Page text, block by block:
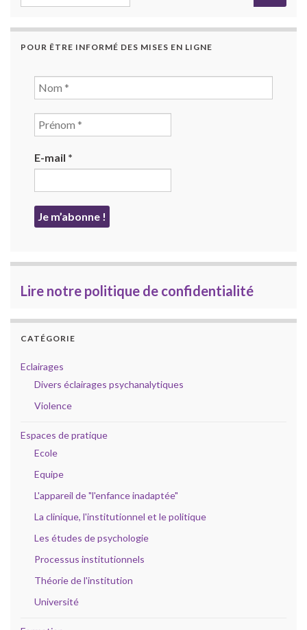
POUR ÊTRE INFORMÉ DES MISES EN LIGNE
E-mail *
Lire notre politique de confidentialité
CATÉGORIE
Eclairages
Divers éclairages psychanalytiques
Violence
Espaces de pratique
Ecole
Equipe
L'appareil de "l'enfance inadaptée"
La clinique, l'institutionnel et le politique
Les études de psychologie
Processus institutionnels
Théorie de l'institution
Université